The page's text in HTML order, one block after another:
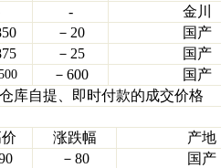
-
金川
－20
国产
－25
国产
－600
国产
库自提、即时付款的成交价格
涨跌幅
产地
－80
国产